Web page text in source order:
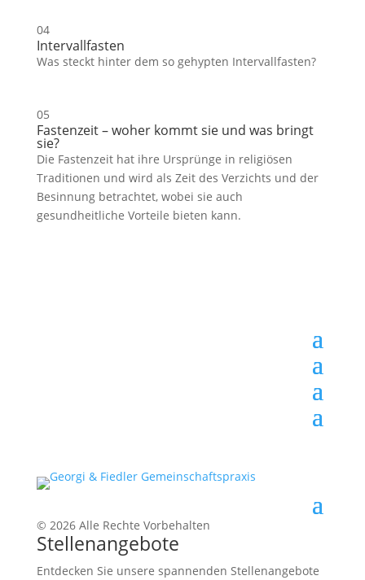
04
Intervallfasten
Was steckt hinter dem so gehypten Intervallfasten?
05
Fastenzeit – woher kommt sie und was bringt
sie?
Die Fastenzeit hat ihre Ursprünge in religiösen
Traditionen und wird als Zeit des Verzichts und der
Besinnung betrachtet, wobei sie auch
gesundheitliche Vorteile bieten kann.
© 2026 Alle Rechte Vorbehalten
Stellenangebote
Entdecken Sie unsere spannenden Stellenangebote